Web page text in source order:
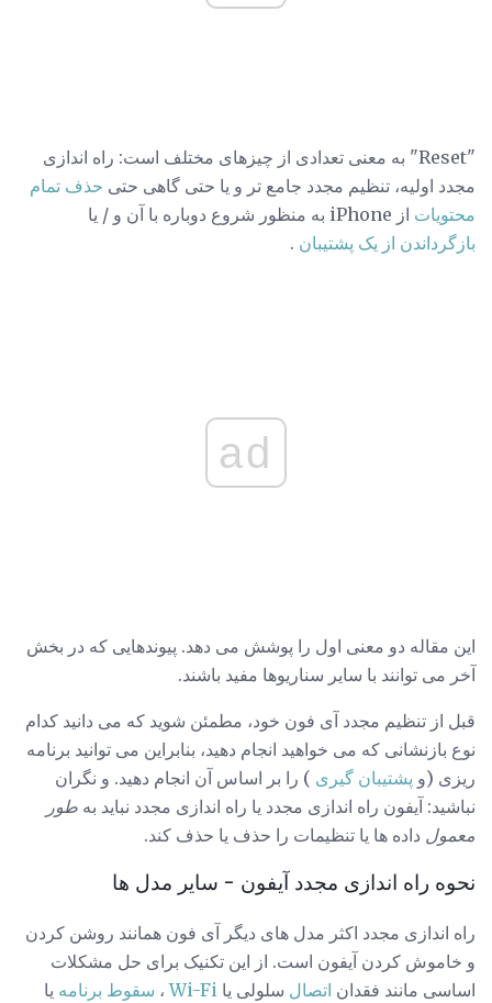
"Reset" به معنی تعدادی از چیزهای مختلف است: راه اندازی
مجدد اولیه، تنظیم مجدد جامع تر و یا حتی گاهی حتی حذف تمام
محتویات از iPhone به منظور شروع دوباره با آن و / یا
بازگرداندن از یک پشتیبان .
ad
این مقاله دو معنی اول را پوشش می دهد. پیوندهایی که در بخش
آخر می توانند با سایر سناریوها مفید باشند.
قبل از تنظیم مجدد آی فون خود، مطمئن شوید که می دانید کدام
نوع بازنشانی که می خواهید انجام دهید، بنابراین می توانید برنامه
ریزی (و پشتیبان گیری ) را بر اساس آن انجام دهید. و نگران
نباشید: آیفون راه اندازی مجدد یا راه اندازی مجدد نباید به طور
معمول داده ها یا تنظیمات را حذف یا حذف کند.
نحوه راه اندازی مجدد آیفون - سایر مدل ها
راه اندازی مجدد اکثر مدل های دیگر آی فون همانند روشن کردن
و خاموش کردن آیفون است. از این تکنیک برای حل مشکلات
اساسی مانند فقدان اتصال سلولی یا Wi-Fi، سقوط برنامه یا